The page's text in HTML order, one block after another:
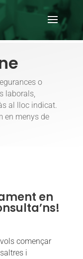
o
laborals,
al lloc indicat.
en menys de
en
començar
i